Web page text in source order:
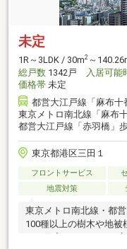
未定
1R～3LDK / 30m2 ～
総戸数 1342戸 入居可能
価格帯 未定
都営大江戸線「麻布十
東京メトロ南北線「麻布
都営大江戸線「赤羽橋」
東京都港区三田１
フロントサービス
地震対策
東京メトロ南北線・都
100種以上の樹木や地